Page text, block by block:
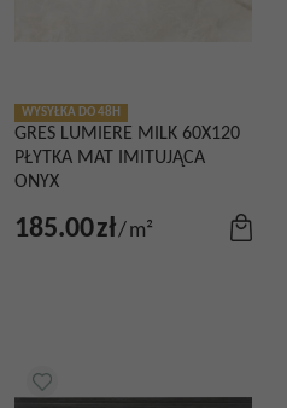
WYSYŁKA DO 48H
GRES LUMIERE MILK 60X120
PŁYTKA MAT IMITUJĄCA
ONYX
185.00zł/m²